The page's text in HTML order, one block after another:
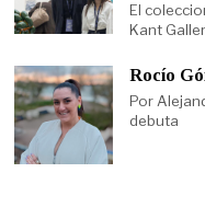
El
Kant
Rocío
Por
debuta